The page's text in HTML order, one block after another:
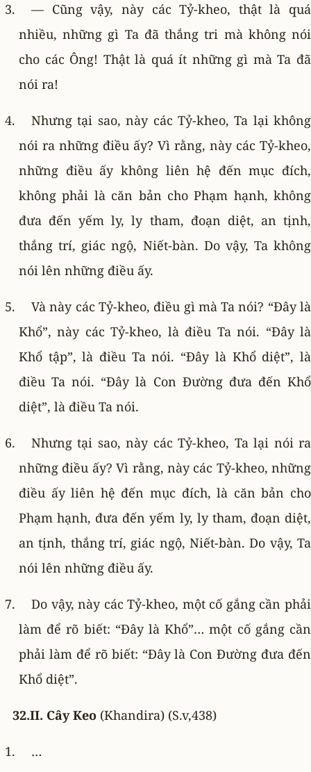
— Cũng vậy, này các Tỷ-kheo, thật là quá
nhiều, những gì Ta đã thắng tri mà không nói
cho các Ông! Thật là quá ít những gì mà Ta đã
nói ra!
Nhưng tại sao, này các Tỷ-kheo, Ta lại không
nói ra những điều ấy? Vì rằng, này các Tỷ-kheo,
những điều ấy không liên hệ đến mục đích,
không phải là căn bản cho Phạm hạnh, không
đưa đến yếm ly, ly tham, đoạn diệt, an tịnh,
thắng trí, giác ngộ, Niết-bàn. Do vậy, Ta không
nói lên những điều ấy.
Và này các Tỷ-kheo, điều gì mà Ta nói? “Ðây là
Khổ”, này các Tỷ-kheo, là điều Ta nói. “Ðây là
Khổ tập”, là điều Ta nói. “Ðây là Khổ diệt”, là
điều Ta nói. “Ðây là Con Ðường đưa đến Khổ
diệt”, là điều Ta nói.
Nhưng tại sao, này các Tỷ-kheo, Ta lại nói ra
những điều ấy? Vì rằng, này các Tỷ-kheo, những
điều ấy liên hệ đến mục đích, là căn bản cho
Phạm hạnh, đưa đến yếm ly, ly tham, đoạn diệt,
an tịnh, thắng trí, giác ngộ, Niết-bàn. Do vậy, Ta
nói lên những điều ấy.
Do vậy, này các Tỷ-kheo, một cố gắng cần phải
làm để rõ biết: “Ðây là Khổ”… một cố gắng cần
phải làm để rõ biết: “Ðây là Con Ðường đưa đến
Khổ diệt”.
32.II. Cây Keo (Khandira) (S.v,438)
…